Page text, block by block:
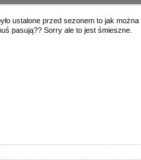
ustalone przed sezonem to jak
pasują?? Sorry ale to jest śmieszne.